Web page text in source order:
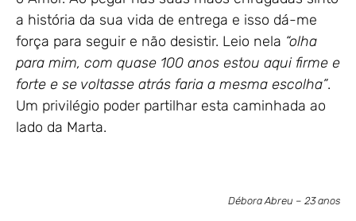
a história da sua vida de entrega e isso dá-me
força para seguir e não desistir. Leio nela “olha
para mim, com quase 100 anos estou aqui firme e
forte e se voltasse atrás faria a mesma escolha”.
Um privilégio poder partilhar esta caminhada ao
lado da Marta.
Débora Abreu – 23 anos